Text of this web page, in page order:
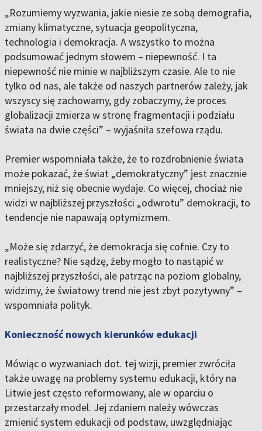
„Rozumiemy wyzwania, jakie niesie ze sobą demografia,
zmiany klimatyczne, sytuacja geopolityczna,
technologia i demokracja. A wszystko to można
podsumować jednym słowem – niepewność. I ta
niepewność nie minie w najbliższym czasie. Ale to nie
tylko od nas, ale także od naszych partnerów zależy, jak
wszyscy się zachowamy, gdy zobaczymy, że proces
globalizacji zmierza w stronę fragmentacji i podziału
świata na dwie części” – wyjaśniła szefowa rządu.
Premier wspomniała także, że to rozdrobnienie świata
może pokazać, że świat „demokratyczny” jest znacznie
mniejszy, niż się obecnie wydaje. Co więcej, chociaż nie
widzi w najbliższej przyszłości „odwrotu” demokracji, to
tendencje nie napawają optymizmem.
„Może się zdarzyć, że demokracja się cofnie. Czy to
realistyczne? Nie sądzę, żeby mogło to nastąpić w
najbliższej przyszłości, ale patrząc na poziom globalny,
widzimy, że światowy trend nie jest zbyt pozytywny” –
wspomniała polityk.
Konieczność nowych kierunków edukacji
Mówiąc o wyzwaniach dot. tej wizji, premier zwróciła
także uwagę na problemy systemu edukacji, który na
Litwie jest często reformowany, ale w oparciu o
przestarzały model. Jej zdaniem należy wówczas
zmienić system edukacji od podstaw, uwzględniając